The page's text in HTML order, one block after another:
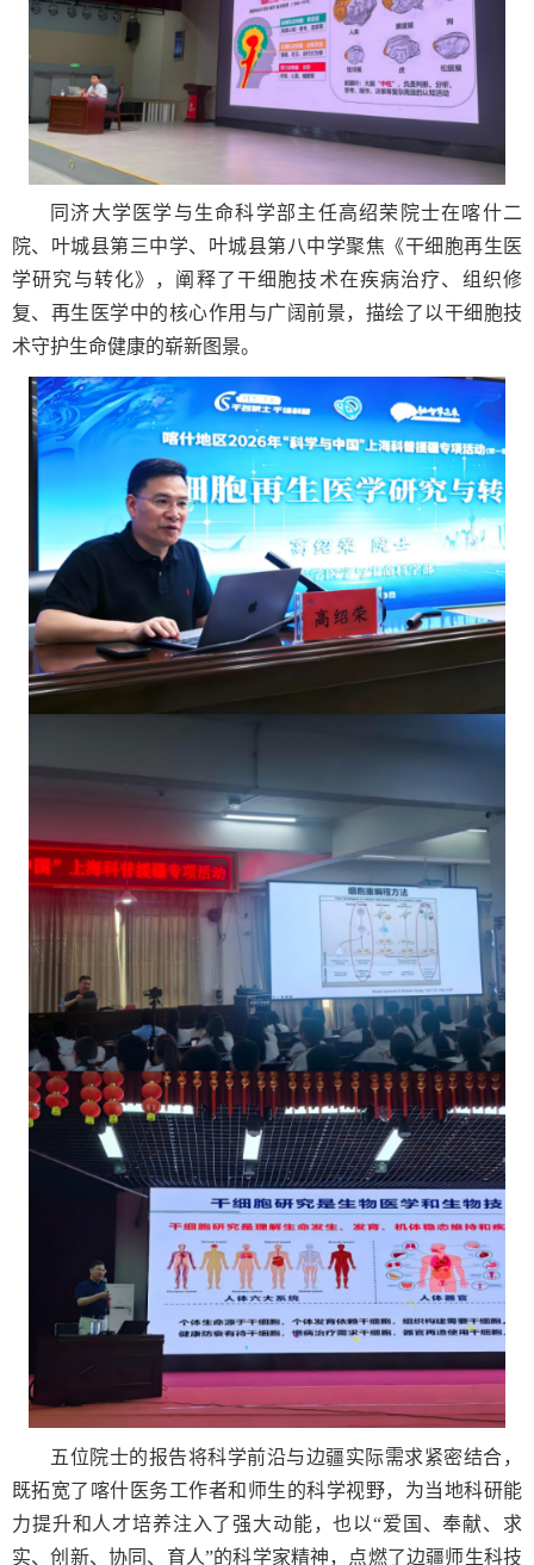
同济大学医学与生命科学部主任高绍荣院士在喀什二
院、叶城县第三中学、叶城县第八中学聚焦《干细胞再生医
学研究与转化》，阐释了干细胞技术在疾病治疗、组织修
复、再生医学中的核心作用与广阔前景，描绘了以干细胞技
术守护生命健康的崭新图景。
五位院士的报告将科学前沿与边疆实际需求紧密结合，
既拓宽了喀什医务工作者和师生的科学视野，为当地科研能
力提升和人才培养注入了强大动能，也以“爱国、奉献、求
实、创新、协同、育人”的科学家精神，点燃了边疆师生科技